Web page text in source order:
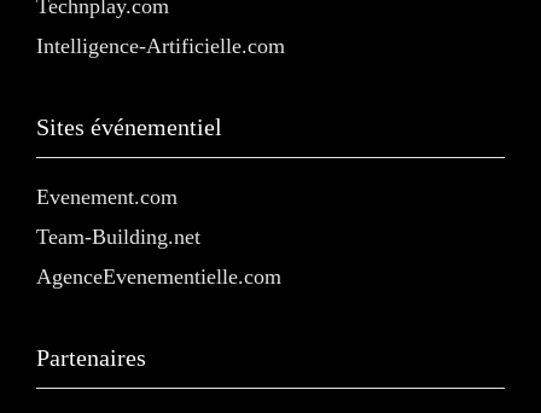
Technplay.com
Intelligence-Artificielle.com
Sites événementiel
Evenement.com
Team-Building.net
AgenceEvenementielle.com
Partenaires